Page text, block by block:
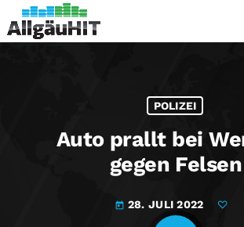
POLIZEI
Auto prallt bei
gegen Felsen
today 28. JULI 2022